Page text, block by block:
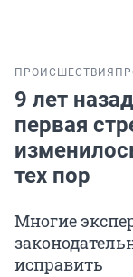
ПРОИСШЕСТВИЯ
9 лет
первая
тех пор
Многие
исправить